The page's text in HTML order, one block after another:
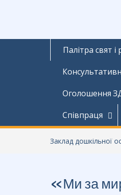
Палітра свят і
Оголошення
Співпраця
Заклад дошкільної
«Ми за